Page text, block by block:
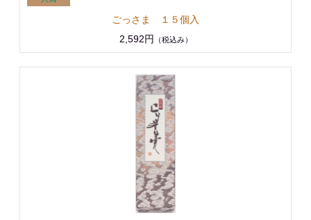
ごっさま １５個入
2,592円
（税込み）